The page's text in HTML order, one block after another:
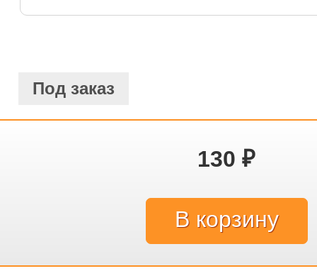
Под заказ
130 ₽